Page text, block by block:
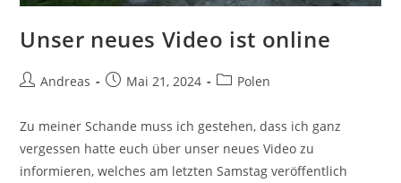
Unser neues Video ist online
Andreas Mai 21, 2024 Polen
Zu meiner Schande muss ich gestehen, dass ich ganz
vergessen hatte euch über unser neues Video zu
informieren, welches am letzten Samstag veröffentlich